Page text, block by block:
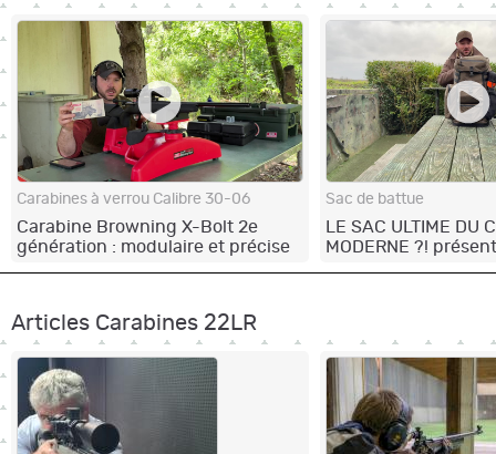
Carabines à verrou Calibre 30-06
Carabine Browning X-Bolt 2e
génération : modulaire et précise
Sac de battue
LE SAC ULTIME DU
MODERNE ?!
Articles Carabines 22LR